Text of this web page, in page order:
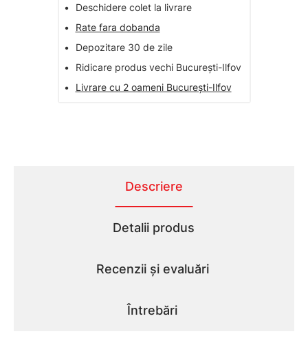
•
Deschidere colet la livrare
•
Rate fara dobanda
•
Depozitare 30 de zile
•
Ridicare produs vechi București-Ilfov
•
Livrare cu 2 oameni București-Ilfov
Descriere
Detalii produs
Recenzii și evaluări
Întrebări